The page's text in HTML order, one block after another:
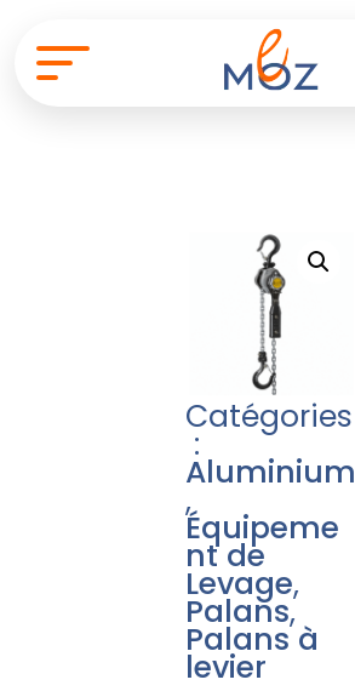
Catégories
:
Aluminium
,
Équipeme
nt de
Levage,
Palans,
Palans à
levier